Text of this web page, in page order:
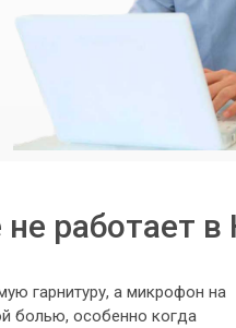
работает в
гарнитуру, а микрофон на
болью, особенно когда